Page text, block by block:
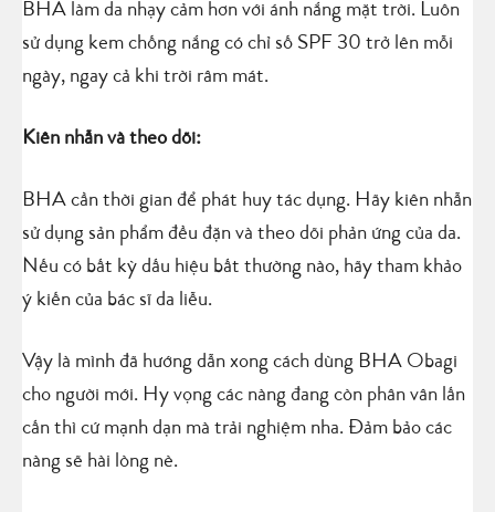
BHA làm da nhạy cảm hơn với ánh nắng mặt trời. Luôn
sử dụng kem chống nắng có chỉ số SPF 30 trở lên mỗi
ngày, ngay cả khi trời râm mát.
Kiên nhẫn và theo dõi:
BHA cần thời gian để phát huy tác dụng. Hãy kiên nhẫn
sử dụng sản phẩm đều đặn và theo dõi phản ứng của da.
Nếu có bất kỳ dấu hiệu bất thường nào, hãy tham khảo
ý kiến của bác sĩ da liễu.
Vậy là mình đã hướng dẫn xong cách dùng BHA Obagi
cho người mới. Hy vọng các nàng đang còn phân vân lấn
cấn thì cứ mạnh dạn mà trải nghiệm nha. Đảm bảo các
nàng sẽ hài lòng nè.